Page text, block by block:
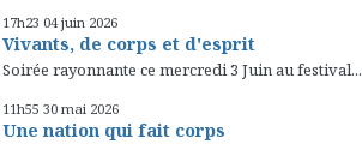
17h23 04 juin 2026
Vivants, de corps et d'esprit
Soirée rayonnante ce mercredi 3 Juin au festival...
11h55 30 mai 2026
Une nation qui fait corps